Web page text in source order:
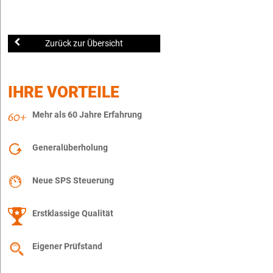
Zurück zur Übersicht
IHRE VORTEILE
Mehr als 60 Jahre Erfahrung
Generalüberholung
Neue SPS Steuerung
Erstklassige Qualität
Eigener Prüfstand